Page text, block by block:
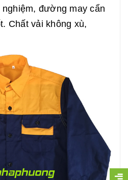
đường may cẩn
Chất vải không xù,